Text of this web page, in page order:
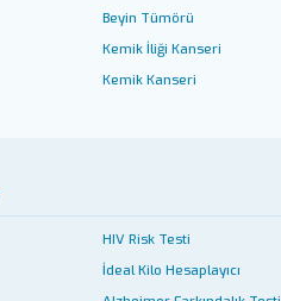
Beyin Tümörü
Kemik İliği Kanseri
Kemik Kanseri
HIV Risk Testi
İdeal Kilo Hesaplayıcı